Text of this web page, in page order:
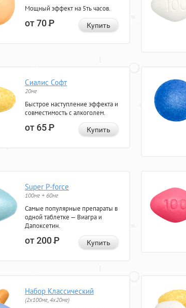
Мощный эффект на 5ть часов.
от 70Р Купить
Сиалис Софт
20мг
Быстрое наступление эффекта и
совместимость с алкоголем.
от 65Р Купить
Super P-force
100мг + 60мг
Самые популярные препараты в
одной таблетке — Виагра и
Дапоксетин.
от 200Р Купить
Набор Классический
(2x100мг, 4x20мг)